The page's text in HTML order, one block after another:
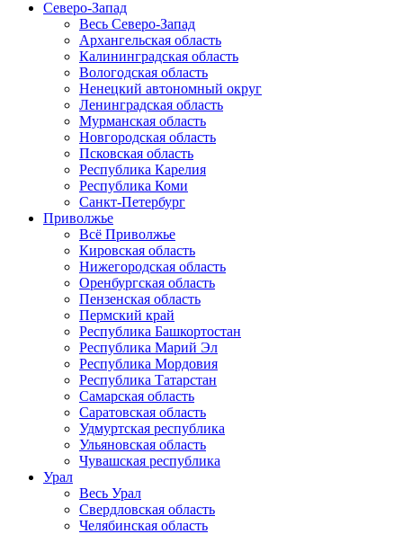
Северо-Запад
Весь Северо-Запад
Архангельская область
Калининградская область
Вологодская область
Ненецкий автономный округ
Ленинградская область
Мурманская область
Новгородская область
Псковская область
Республика Карелия
Республика Коми
Санкт-Петербург
Приволжье
Всё Приволжье
Кировская область
Нижегородская область
Оренбургская область
Пензенская область
Пермский край
Республика Башкортостан
Республика Марий Эл
Республика Мордовия
Республика Татарстан
Самарская область
Саратовская область
Удмуртская республика
Ульяновская область
Чувашская республика
Урал
Весь Урал
Свердловская область
Челябинская область